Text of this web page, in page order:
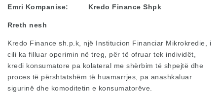
Emri Kompanise:
Kredo Finance Shpk
Rreth nesh
Kredo Finance sh.p.k, një Institucion Financiar Mikrokredie, i
cili ka filluar operimin në treg, për të ofruar tek individët,
kredi konsumatore pa kolateral me shërbim të shpejtë dhe
proces të përshtatshëm të huamarrjes, pa anashkaluar
sigurinë dhe komoditetin e konsumatorëve.